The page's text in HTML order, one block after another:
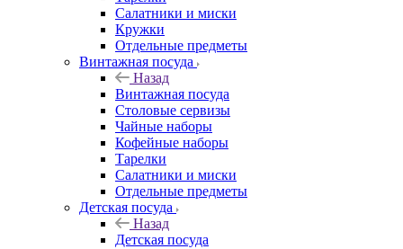
Салатники и миски
Кружки
Отдельные предметы
Винтажная посуда
Назад
Винтажная посуда
Столовые сервизы
Чайные наборы
Кофейные наборы
Тарелки
Салатники и миски
Отдельные предметы
Детская посуда
Назад
Детская посуда